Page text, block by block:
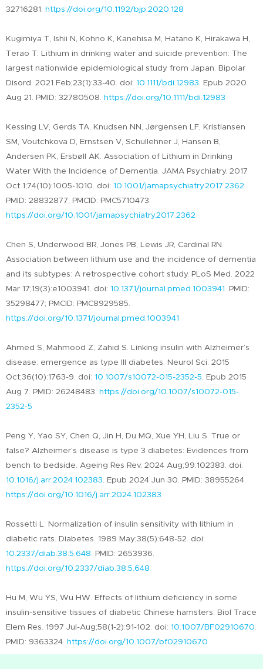
32716281. https://doi.org/10.1192/bjp.2020.128
Kugimiya T, Ishii N, Kohno K, Kanehisa M, Hatano K, Hirakawa H,
Terao T. Lithium in drinking water and suicide prevention: The
largest nationwide epidemiological study from Japan. Bipolar
Disord. 2021 Feb;23(1):33-40. doi: 10.1111/bdi.12983. Epub 2020
Aug 21. PMID: 32780508. https://doi.org/10.1111/bdi.12983
Kessing LV, Gerds TA, Knudsen NN, Jørgensen LF, Kristiansen
SM, Voutchkova D, Ernstsen V, Schullehner J, Hansen B,
Andersen PK, Ersbøll AK. Association of Lithium in Drinking
Water With the Incidence of Dementia. JAMA Psychiatry. 2017
Oct 1;74(10):1005-1010. doi: 10.1001/jamapsychiatry.2017.2362.
PMID: 28832877; PMCID: PMC5710473.
https://doi.org/10.1001/jamapsychiatry.2017.2362
Chen S, Underwood BR, Jones PB, Lewis JR, Cardinal RN.
Association between lithium use and the incidence of dementia
and its subtypes: A retrospective cohort study. PLoS Med. 2022
Mar 17;19(3):e1003941. doi: 10.1371/journal.pmed.1003941 . PMID:
35298477; PMCID: PMC8929585.
https://doi.org/10.1371/journal.pmed.1003941
Ahmed S, Mahmood Z, Zahid S. Linking insulin with Alzheimer’s
disease: emergence as type III diabetes. Neurol Sci. 2015
Oct;36(10):1763-9. doi: 10.1007/s10072-015-2352-5. Epub 2015
Aug 7. PMID: 26248483. https://doi.org/10.1007/s10072-015-
2352-5
Peng Y, Yao SY, Chen Q, Jin H, Du MQ, Xue YH, Liu S. True or
false? Alzheimer’s disease is type 3 diabetes: Evidences from
bench to bedside. Ageing Res Rev. 2024 Aug;99:102383. doi:
10.1016/j.arr.2024.102383. Epub 2024 Jun 30. PMID: 38955264.
https://doi.org/10.1016/j.arr.2024.102383
Rossetti L. Normalization of insulin sensitivity with lithium in
diabetic rats. Diabetes. 1989 May;38(5):648-52. doi:
10.2337/diab.38.5.648. PMID: 2653936.
https://doi.org/10.2337/diab.38.5.648
Hu M, Wu YS, Wu HW. Effects of lithium deficiency in some
insulin-sensitive tissues of diabetic Chinese hamsters. Biol Trace
Elem Res. 1997 Jul-Aug;58(1-2):91-102. doi: 10.1007/BF02910670.
PMID: 9363324. https://doi.org/10.1007/bf02910670